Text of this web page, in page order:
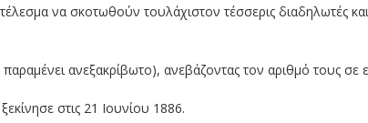
να σκοτωθούν τουλάχιστον τέσσερις διαδηλωτές
ανεξακρίβωτο), ανεβάζοντας τον αριθμό τους σε
στις 21 Ιουνίου 1886.